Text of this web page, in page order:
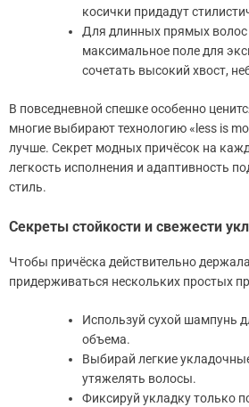
косички придадут
Для длинных прямых волос
максимальное поле для
сочетать высокий хвост,
В повседневной спешке особенно
многие выбирают технологию «less is
лучше. Секрет модных причёсок на
легкость исполнения и адаптивность
стиль.
Секреты стойкости и свежести
Чтобы причёска действительно
придерживаться нескольких простых
Используй сухой шампунь
объема.
Выбирай легкие
утяжелять волосы.
Фиксируй укладку только